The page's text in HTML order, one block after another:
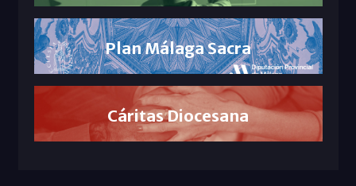
Plan Málaga Sacra
Cáritas Diocesana